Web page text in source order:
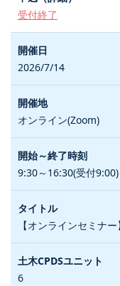
受付終了
2026/7/14
オンライン(Zoom)
9:30～16:30(受付9:00)
【オンラインセミナ
6